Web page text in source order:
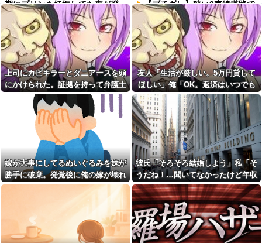
期にプリンも妊娠してた事が発
覚→夫から電話がかかってき
た。父「娘に代われ？その前に
する事があるだろう？」夫「僕
らの恋路を邪魔しないでくださ
い！」
友人「生活が厳しい。5万円貸
してほしい」俺「OK。返済はい
つでもいいよ」→後日、友人の
SNSを見て…
【怒報】電車乗り込みぼく
「おっ、可愛いミニスカＯＬち
ゃんの隣あいてんじゃん！座っ
たろ！」→結果w w w w w w w
【淫夢悲報】野獣亭の前、と
んでもないことになるｗｗｗｗ
ｗｗｗｗｗｗ
【悲報】ジャンポケ斎藤さ
ん、なんだか様子がおかしくな
ってしまった結果…←コレ逆に
【悲報】琵琶湖花火大会、詐
欺扱いされ大炎上！！なお琵琶
湖三市とも「知らない」と公式
声明←これどう言うことなん
や！？？？？？？？？
【ブチギレ】狭い2車線道路で
「駐車場待ち」の車列が発生！
反対車線からも右折入庫しよう
とするアホが現れて両車線とも
完全死亡のカオス……
職場の流し台に、飲み終わっ
たペットボトルをそのまま放置
する人がいる
「営業の俺が食わせてやって
る」パートを馬鹿にした結果、
社内が荒れ果てて２年で支社が
消滅ｗｗ数年後に会った上司の
能天気すぎる発言に絶句
パートタイマーで月16万稼い
でいるのに月20万使おうとする
のクソ
【画像】人気女子アナさんの
谷〇厳選ｗｗｗｗ他
【修羅場】帰宅したら間男に
フルボッコされた結果…その理
由がこれｗｗｗ
会社クビになった正社員だけ
ど質問ある？
【画像】笑える画像、素敵な
画像、なんでも貼っていけｗｗ
ｗｗｗ
上司にカビキラーとダニアースを頭
にかけられた。証拠を持って弁護士
に相談したら...
友人「生活が厳しい。5万円貸して
ほしい」俺「OK。返済はいつでも
いいよ」→後日、友人のSNSを見
て…
嫁が大事にしてるぬいぐるみを妹が
勝手に破棄。発覚後に俺の嫁が壊れ
た
彼氏「そろそろ結婚しよう」私「そ
うだね！…聞いてなかったけど年収
とかって聞いてもいい？」彼氏「2
億かな」私「……は？」